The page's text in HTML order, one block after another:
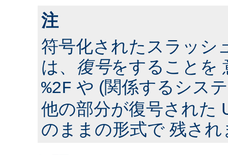
注
符号化されたスラッシ
は、 復号をすることを
%2F や (関係するシス
他の部分が復号された
のままの形式で 残され